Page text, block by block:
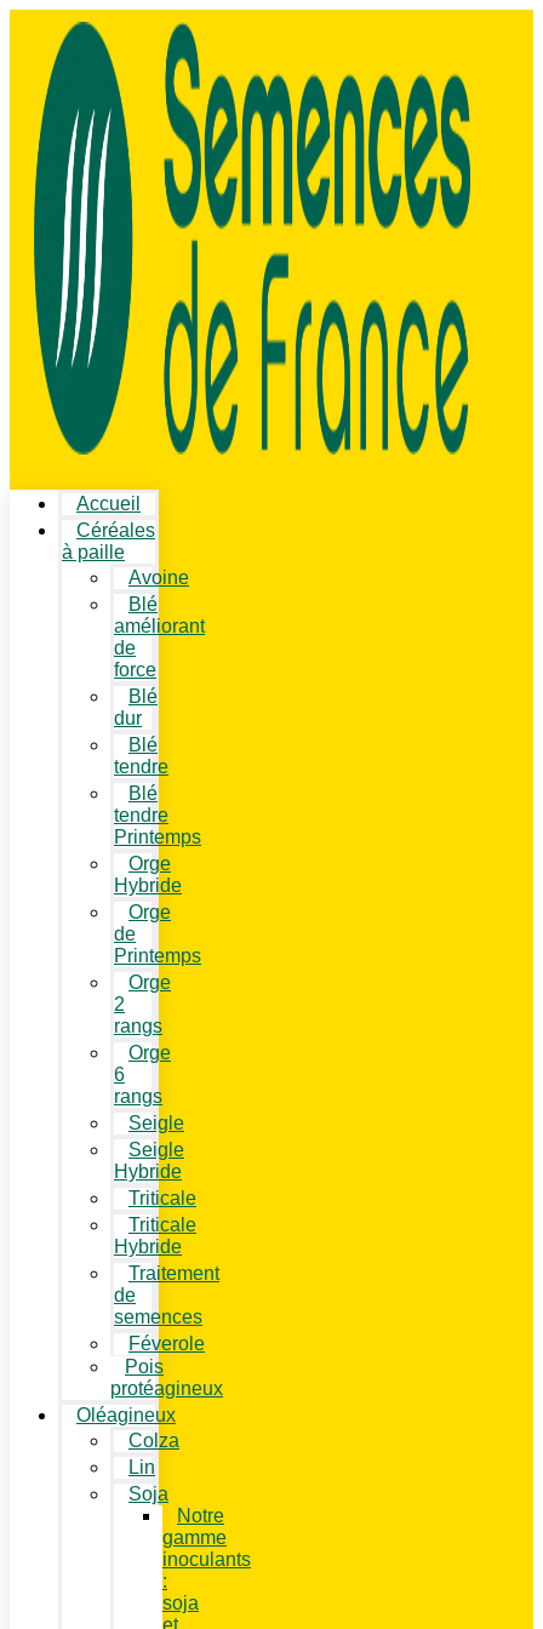
Accueil
Céréales
à paille
Avoine
Blé
améliorant
de
force
Blé
dur
Blé
tendre
Blé
tendre
Printemps
Orge
Hybride
Orge
de
Printemps
Orge
2
rangs
Orge
6
rangs
Seigle
Seigle
Hybride
Triticale
Triticale
Hybride
Traitement
de
semences
Féverole
Pois
protéagineux
Oléagineux
Colza
Lin
Soja
Notre
gamme
inoculants
:
soja
et